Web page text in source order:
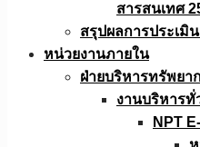
สารสนเทศ
สรุปผลการประเมิ
หน่วยงานภายใน
ฝ่ายบริหารทรัพยา
งานบริหารทั่
NPT